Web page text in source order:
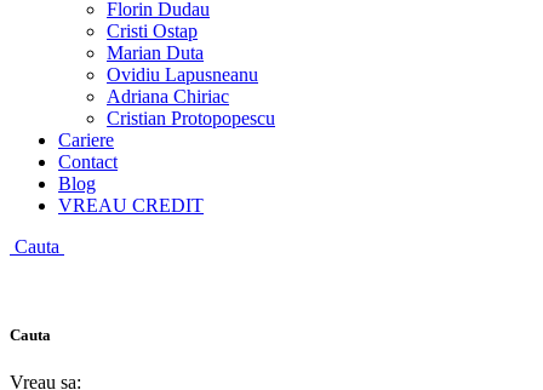
Florin Dudau
Cristi Ostap
Marian Duta
Ovidiu Lapusneanu
Adriana Chiriac
Cristian Protopopescu
Cariere
Contact
Blog
VREAU CREDIT
Cauta
Cauta
Vreau sa: